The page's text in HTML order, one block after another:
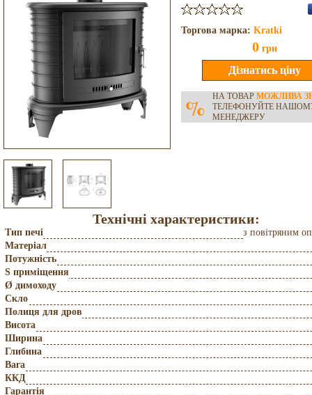
Торгова марка: Kratki
0 грн
% НА ТОВАР МОЖЛИВА
ТЕЛЕФОНУЙТЕ
МЕНЕДЖЕРУ
Технічні характеристики:
Тип печі
з повітряним
Матеріал
Потужність
S приміщення
Ø димоходу
Скло
Полиця для дров
Висота
Ширина
Глибина
Вага
ККД
Гарантія